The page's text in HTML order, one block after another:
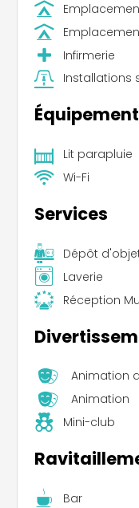
Infirmerie
Installations
Lit parapluie
Wi-Fi
Services
Dépôt
Laverie
Réception
Animation
Animation
Mini-club
Bar